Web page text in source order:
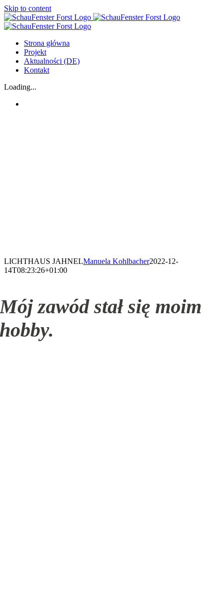
Skip to content
Strona główna
Projekt
Aktualności (DE)
Kontakt
Loading...
LICHTHAUS JAHNELManuela Kohlbacher2022-12-
14T08:23:26+01:00
Mój zawód stał się moim
hobby.